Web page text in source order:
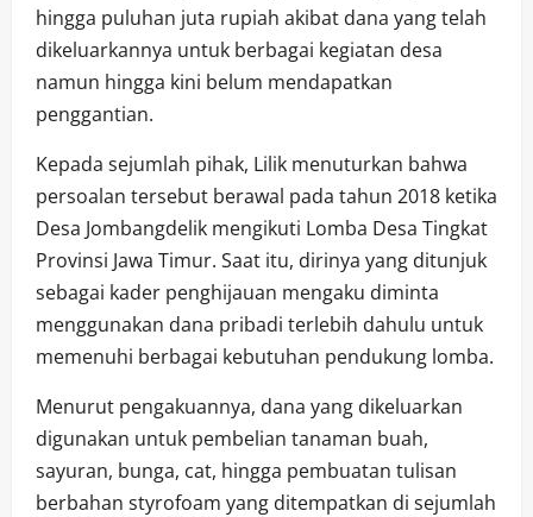
hingga puluhan juta rupiah akibat dana yang telah
dikeluarkannya untuk berbagai kegiatan desa
namun hingga kini belum mendapatkan
penggantian.
Kepada sejumlah pihak, Lilik menuturkan bahwa
persoalan tersebut berawal pada tahun 2018 ketika
Desa Jombangdelik mengikuti Lomba Desa Tingkat
Provinsi Jawa Timur. Saat itu, dirinya yang ditunjuk
sebagai kader penghijauan mengaku diminta
menggunakan dana pribadi terlebih dahulu untuk
memenuhi berbagai kebutuhan pendukung lomba.
Menurut pengakuannya, dana yang dikeluarkan
digunakan untuk pembelian tanaman buah,
sayuran, bunga, cat, hingga pembuatan tulisan
berbahan styrofoam yang ditempatkan di sejumlah